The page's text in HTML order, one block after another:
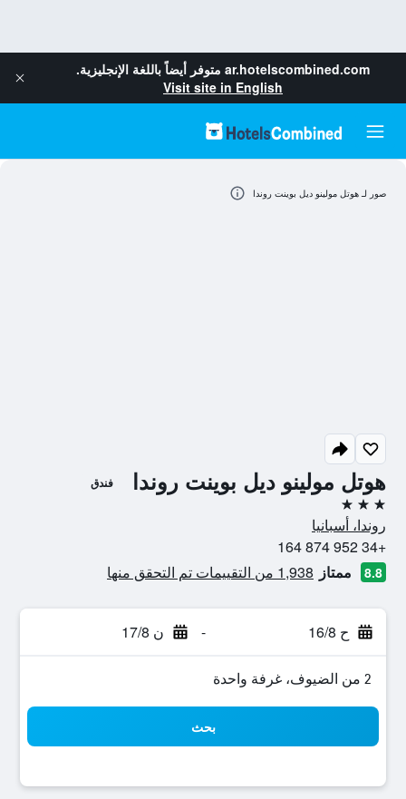
ar.hotelscombined.com متوفر أيضاً باللغة الإنجليزية.
Visit site in English
هوتل مولينو ديل بوينت روندا فندق
3 نجوم
روندا، أسبانيا
+34 952 874 164
8.8 ممتاز 1,938 من التقييمات تم التحقق منها
ح 16/8 - ن 17/8
2 من الضيوف، غرفة واحدة
بحث
صور لـ هوتل مولينو ديل بوينت روندا